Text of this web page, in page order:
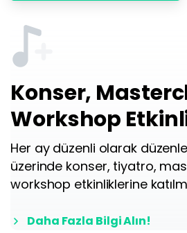
Konser,
Workshop
Her ay düzenli olarak
üzerinde konser, tiyatro,
workshop etkinliklerine
Daha Fazla Bilgi Alın!